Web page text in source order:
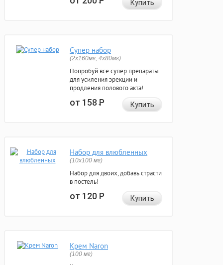
Купить
Супер набор
(2х160мг, 4х80мг)
Попробуй все супер препараты
для усиления эрекции и
продления полового акта!
от 158Р Купить
Набор для влюбленных
(10х100 мг)
Набор для двоих, добавь страсти
в постель!
от 120Р Купить
Крем Naron
(100 мг)